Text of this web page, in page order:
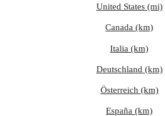
United States (mi)
Canada (km)
Italia (km)
Deutschland (km)
Österreich (km)
España (km)